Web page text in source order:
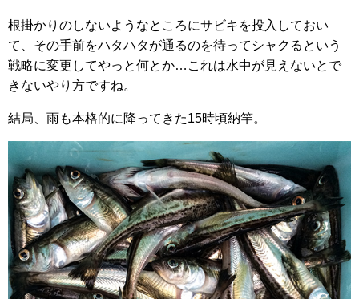
根掛かりのしないようなところにサビキを投入しておい
て、その手前をハタハタが通るのを待ってシャクるという
戦略に変更してやっと何とか…これは水中が見えないとで
きないやり方ですね。
結局、雨も本格的に降ってきた15時頃納竿。